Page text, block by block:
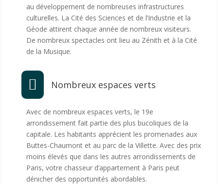
au développement de nombreuses infrastructures
culturelles. La Cité des Sciences et de l’Industrie et la
Géode attirent chaque année de nombreux visiteurs.
De nombreux spectacles ont lieu au Zénith et à la Cité
de la Musique.
 Nombreux espaces verts
Avec de nombreux espaces verts, le 19e
arrondissement fait partie des plus bucoliques de la
capitale. Les habitants apprécient les promenades aux
Buttes-Chaumont et au parc de la Villette. Avec des prix
moins élevés que dans les autres arrondissements de
Paris, votre chasseur d’appartement à Paris peut
dénicher des opportunités abordables.